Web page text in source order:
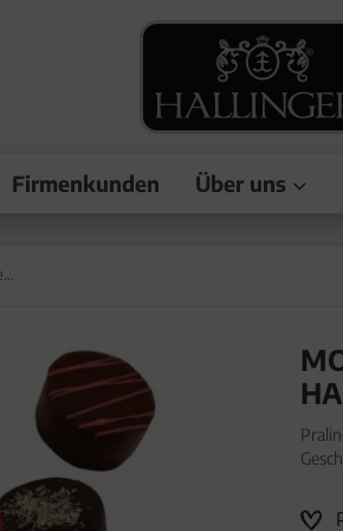
Firmenkunden Über uns